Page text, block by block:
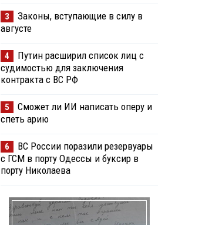
3
Законы, вступающие в силу в
августе
4
Путин расширил список лиц с
судимостью для заключения
контракта с ВС РФ
5
Сможет ли ИИ написать оперу и
спеть арию
6
ВС России поразили резервуары
с ГСМ в порту Одессы и буксир в
порту Николаева